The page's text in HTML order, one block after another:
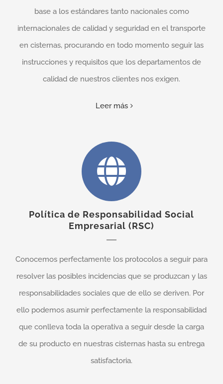
base a los estándares tanto nacionales como
internacionales de calidad y seguridad en el transporte
en cisternas, procurando en todo momento seguir las
instrucciones y requisitos que los departamentos de
calidad de nuestros clientes nos exigen.
Leer más
Política de Responsabilidad Social
Empresarial (RSC)
Conocemos perfectamente los protocolos a seguir para
resolver las posibles incidencias que se produzcan y las
responsabilidades sociales que de ello se deriven. Por
ello podemos asumir perfectamente la responsabilidad
que conlleva toda la operativa a seguir desde la carga
de su producto en nuestras cisternas hasta su entrega
satisfactoria.